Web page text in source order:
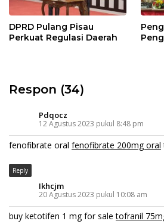
DPRD Pulang Pisau
Perkuat Regulasi Daerah
Respon (34)
Pdqocz
12 Agustus 2023 pukul 8:48 pm
fenofibrate oral fenofibrate 200mg oral
Reply
Ikhcjm
20 Agustus 2023 pukul 10:08 am
buy ketotifen 1 mg for saletofranil